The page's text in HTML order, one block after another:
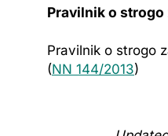
Pravilnik o
Pravilnik o strogo
(NN 144/2013)